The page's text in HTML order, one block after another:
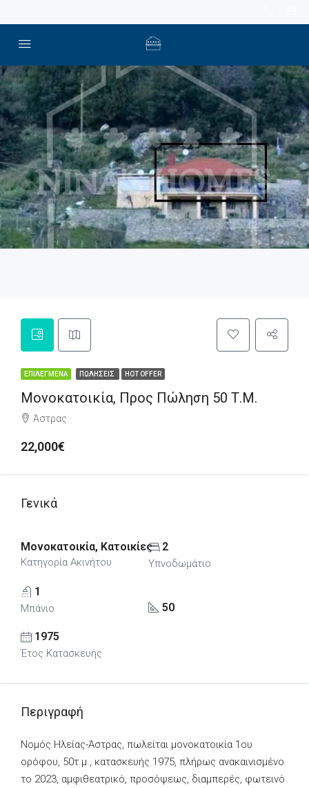
ΕΠΙΛΕΓΜΈΝΑ ΠΩΛΉΣΕΙΣ HOT OFFER
Μονοκατοικία, Προς Πώληση 50 Τ.μ.
Άστρας
22,000€
Γενικά
Μονοκατοικία, Κατοικίες
Κατηγορία Ακινήτου
2
Υπνοδωμάτιο
1
Μπάνιο 50
1975
Έτος Κατασκευής
Περιγραφή
Νομός Ηλείας-Άστρας, πωλείται μονοκατοικία 1ου
ορόφου, 50τ.μ., κατασκευής 1975, πλήρως ανακαινισμένο
το 2023, αμφιθεατρικό, προσόψεως, διαμπερές, φωτεινό